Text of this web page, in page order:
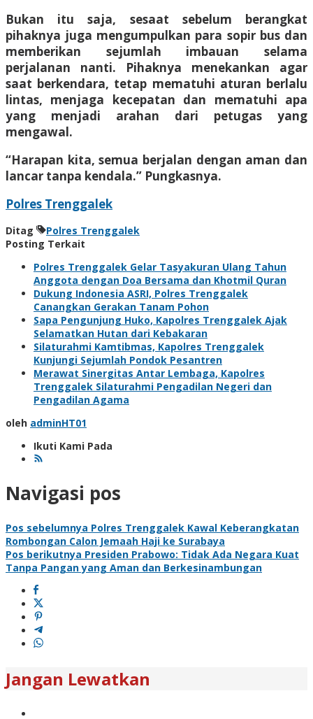
Bukan itu saja, sesaat sebelum berangkat
pihaknya juga mengumpulkan para sopir bus dan
memberikan sejumlah imbauan selama
perjalanan nanti. Pihaknya menekankan agar
saat berkendara, tetap mematuhi aturan berlalu
lintas, menjaga kecepatan dan mematuhi apa
yang menjadi arahan dari petugas yang
mengawal.
“Harapan kita, semua berjalan dengan aman dan
lancar tanpa kendala.” Pungkasnya.
Polres Trenggalek
Ditag
Polres Trenggalek
Posting Terkait
Polres Trenggalek Gelar Tasyakuran Ulang Tahun
Anggota dengan Doa Bersama dan Khotmil Quran
Dukung Indonesia ASRI, Polres Trenggalek
Canangkan Gerakan Tanam Pohon
Sapa Pengunjung Huko, Kapolres Trenggalek Ajak
Selamatkan Hutan dari Kebakaran
Silaturahmi Kamtibmas, Kapolres Trenggalek
Kunjungi Sejumlah Pondok Pesantren
Merawat Sinergitas Antar Lembaga, Kapolres
Trenggalek Silaturahmi Pengadilan Negeri dan
Pengadilan Agama
oleh adminHT01
Ikuti Kami Pada
Navigasi pos
Pos sebelumnya Polres Trenggalek Kawal Keberangkatan
Rombongan Calon Jemaah Haji ke Surabaya
Pos berikutnya Presiden Prabowo: Tidak Ada Negara Kuat
Tanpa Pangan yang Aman dan Berkesinambungan
Jangan Lewatkan